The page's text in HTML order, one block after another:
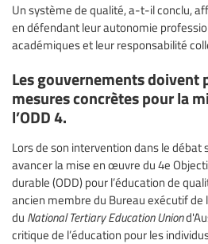
Un système de qualité, a-t-il conclu,
en défendant leur autonomie
académiques et leur responsabilité
Les gouvernements doivent
mesures concrètes pour la
l’ODD 4.
Lors de son intervention dans le débat
avancer la mise en œuvre du 4e
durable (ODD) pour l’éducation de
ancien membre du Bureau exécutif de
du National Tertiary Education Union
critique de l’éducation pour les